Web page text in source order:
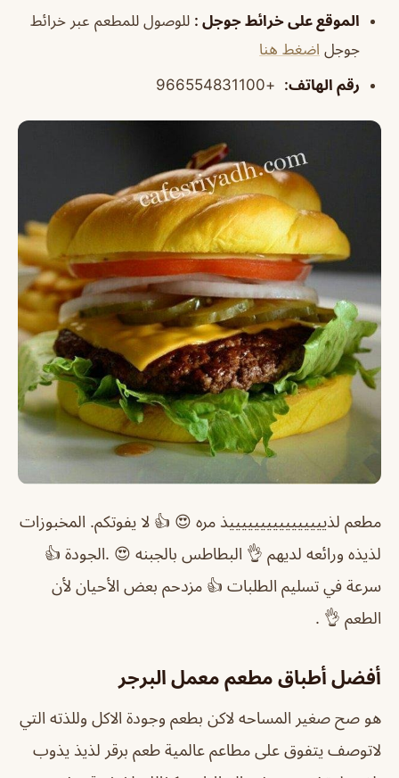
الموقع على خرائط جوجل : للوصول للمطعم عبر خرائط
جوجل اضغط هنا
رقم الهاتف:
+966554831100
مطعم لذييييييييييييييييذ مره 😍 👍 لا يفوتكم. المخبوزات
لذيذه ورائعه لديهم 👌 البطاطس بالجبنه 😍 .الجودة 👍
سرعة في تسليم الطلبات 👍 مزدحم بعض الأحيان لأن
الطعم 👌 .
أفضل أطباق مطعم معمل البرجر
هو صح صغير المساحه لاكن بطعم وجودة الاكل وللذته التي
لاتوصف يتفوق على مطاعم عالمية طعم برقر لذيذ يذوب